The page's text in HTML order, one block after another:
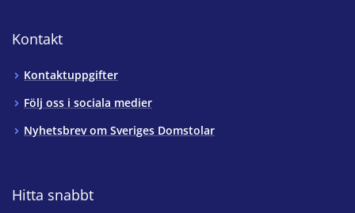
Kontakt
Kontaktuppgifter
Följ oss i sociala medier
Nyhetsbrev om Sveriges Domstolar
Hitta snabbt